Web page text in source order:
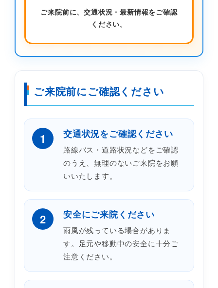
ご来院前に、交通状況・最新情報をご確認
ください。
ご来院前にご確認ください
1 交通状況をご確認ください
路線バス・道路状況などをご確認
のうえ、無理のないご来院をお願
いいたします。
2 安全にご来院ください
雨風が残っている場合がありま
す。足元や移動中の安全に十分ご
注意ください。